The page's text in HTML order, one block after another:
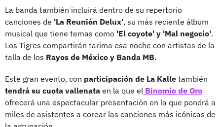
La banda también incluirá dentro de su repertorio
canciones de 'La Reunión Delux', su más reciente álbum
musical que tiene temas como 'El coyote' y 'Mal negocio'.
Los Tigres compartirán tarima esa noche con artistas de la
talla de los Rayos de México y Banda MB.
Este gran evento, con participación de La Kalle también
tendrá su cuota vallenata en la que el Binomio de Oro
ofrecerá una espectacular presentación en la que pondrá a
miles de asistentes a corear las canciones más icónicas de